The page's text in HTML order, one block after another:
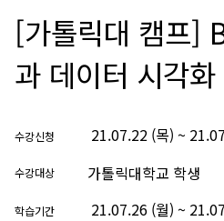
[가톨릭대 캠프]
과 데이터 시각
수강신청 21.07.22 (목) ~
수강대상 가톨릭대학교 학생
학습기간 21.07.26 (월) ~